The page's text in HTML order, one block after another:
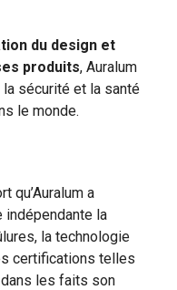
du design et
produits, Auralum
la sécurité et la santé
le monde.
qu’Auralum a
la
la technologie
certifications telles
dans les faits son